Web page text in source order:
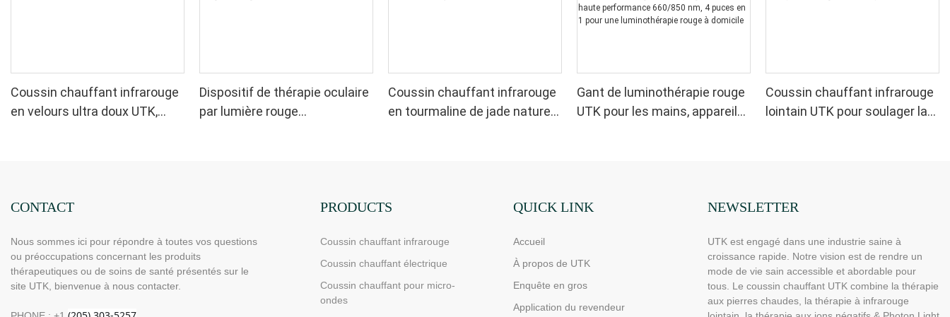
Coussin chauffant infrarouge
en velours ultra doux UTK,
Dispositif de thérapie oculaire
par lumière rouge
Coussin chauffant infrarouge
en tourmaline de jade naturel
Gant de luminothérapie rouge
UTK pour les mains, appareil
performance 660/850 nm, 4
domicile
Coussin chauffant infrarouge
lointain UTK pour soulager la
CONTACT
Nous sommes ici pour répondre à toutes vos questions
ou préoccupations concernant les produits
thérapeutiques ou de soins de santé présentés sur le
site UTK, bienvenue à nous contacter.
PRODUCTS
Coussin chauffant infrarouge
Coussin chauffant électrique
Coussin chauffant pour micro-
ondes
QUICK LINK
Accueil
À propos de UTK
Enquête en gros
Application du revendeur
NEWSLETTER
UTK est engagé dans une industrie saine à
croissance rapide. Notre vision est de rendre un
mode de vie sain accessible et abordable pour
tous. Le coussin chauffant UTK combine la thérapie
aux pierres chaudes, la thérapie à infrarouge